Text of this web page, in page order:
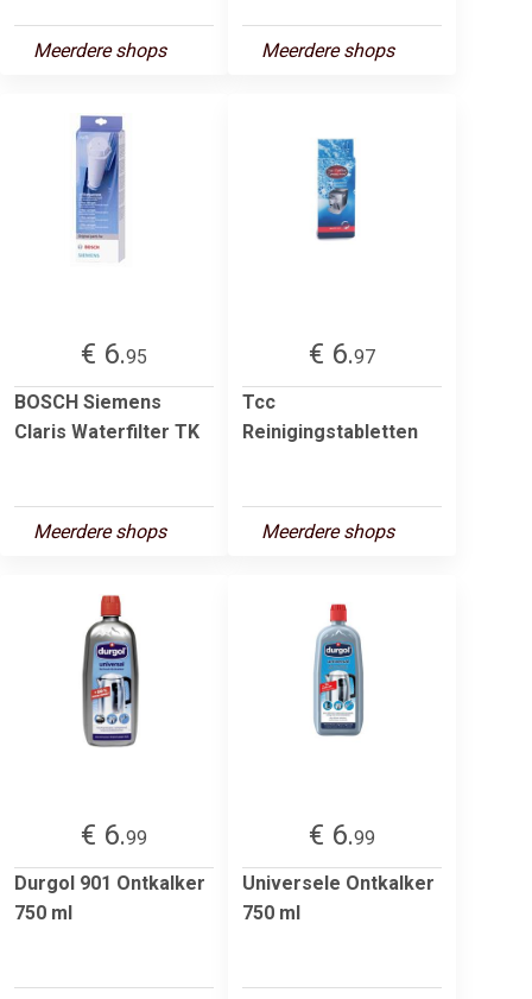
Meerdere shops Meerdere shops
€ 6.95
BOSCH Siemens
Claris Waterfilter TK
Meerdere shops
€ 6.97
Tcc
Reinigingstabletten
Meerdere shops
€ 6.99
Durgol 901 Ontkalker
750 ml
€ 6.99
Universele Ontkalker
750 ml